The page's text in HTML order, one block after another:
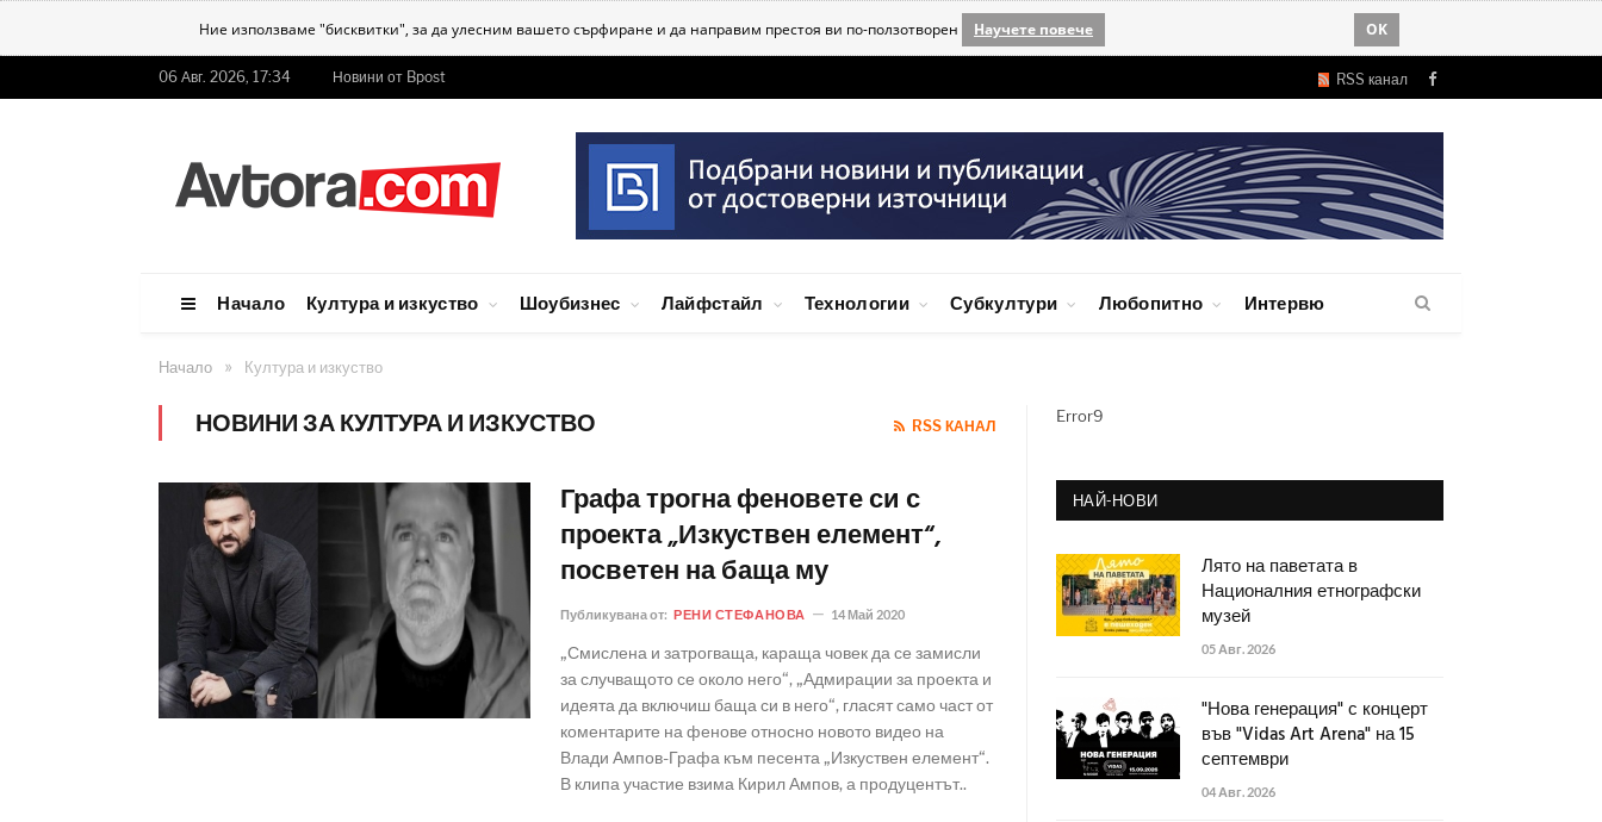
Ние използваме "бисквитки", за да улесним вашето сърфиране и да направим престоя ви по-ползотворен Научете повече OK
06 Авг. 2026, 17:34 Новини от Bpost RSS канал Facebook
Начало Култура и изкуство Шоубизнес Лайфстайл Технологии Субкултури Любопитно Интервю
Начало » Култура и изкуство
НОВИНИ ЗА КУЛТУРА И ИЗКУСТВО RSS КАНАЛ
Графа трогна феновете си с
проекта „Изкуствен елемент“,
посветен на баща му
Публикувана от: РЕНИ СТЕФАНОВА 14 Май 2020
„Смислена и затрогваща, караща човек да се замисли
за случващото се около него“, „Адмирации за проекта и
идеята да включиш баща си в него“, гласят само част от
коментарите на фенове относно новото видео на
Влади Ампов-Графа към песента „Изкуствен елемент“.
В клипа участие взима Кирил Ампов, а продуцентът..
Error9
НАЙ-НОВИ
Лято на паветата в
Националния етнографски
музей
05 Авг. 2026
"Нова генерация" с концерт
във "Vidas Art Arena" на 15
септември
04 Авг. 2026